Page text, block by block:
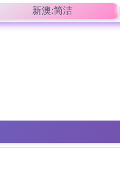
新澳:简洁